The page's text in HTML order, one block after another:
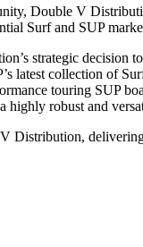
Double V
Surf and SUP
strategic decision
latest collection of
touring SUP
highly robust and
Distribution,